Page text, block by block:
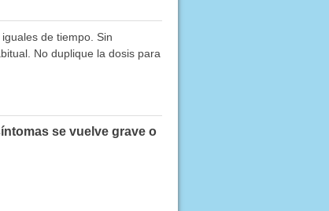
de tiempo. Sin
No duplique la dosis para
se vuelve grave o